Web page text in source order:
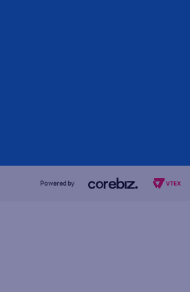
Powered by